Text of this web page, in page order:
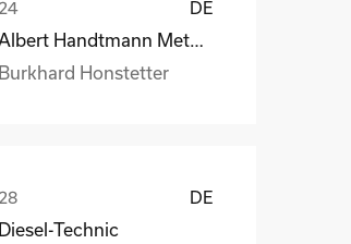
DE
Albert Handtmann Metallgusswerk
Burkhard Honstetter
DE
Diesel-Technic